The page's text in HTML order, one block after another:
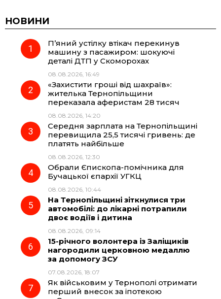
c
e
o
k
e
g
r
a
m
t
НОВИНИ
П’яний устілку втікач перекинув
машину з пасажиром: шокуючі
деталі ДТП у Скоморохах
08.08.2026, 16:49
«Захистити гроші від шахраїв»:
жителька Тернопільщини
переказала аферистам 28 тисяч
08.08.2026, 14:20
Середня зарплата на Тернопільщині
перевищила 25,5 тисячі гривень: де
платять найбільше
08.08.2026, 12:30
Обрали Єпископа-помічника для
Бучацької єпархії УГКЦ
08.08.2026, 10:44
На Тернопільщині зіткнулися три
автомобілі: до лікарні потрапили
двоє водіїв і дитина
08.08.2026, 09:14
15-річного волонтера із Заліщиків
нагородили церковною медаллю
за допомогу ЗСУ
07.08.2026, 18:07
Як військовим у Тернополі отримати
перший внесок за іпотекою